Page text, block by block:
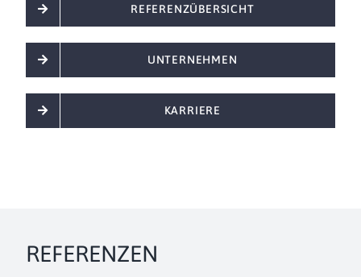
REFERENZÜBERSICHT
UNTERNEHMEN
KARRIERE
REFERENZEN